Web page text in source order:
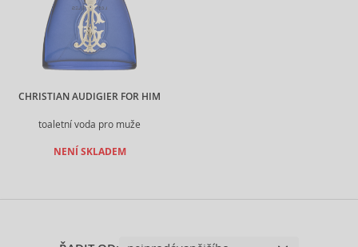
CHRISTIAN AUDIGIER FOR HIM
toaletní voda pro muže
NENÍ SKLADEM